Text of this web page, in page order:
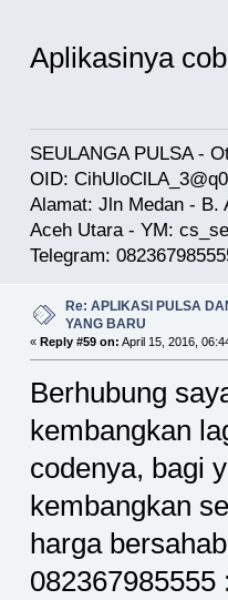
Aplikasinya
SEULANGA PULSA -
OID:
Alamat: Jln Medan - B.
Aceh Utara - YM:
Telegram:
Re: APLIKASI PULSA
YANG BARU
« Reply #59 on: April 15, 2016,
Berhubung
kembangkan
codenya, bagi
kembangkan
harga